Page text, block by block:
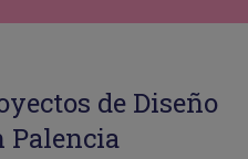
de Diseño
Palencia